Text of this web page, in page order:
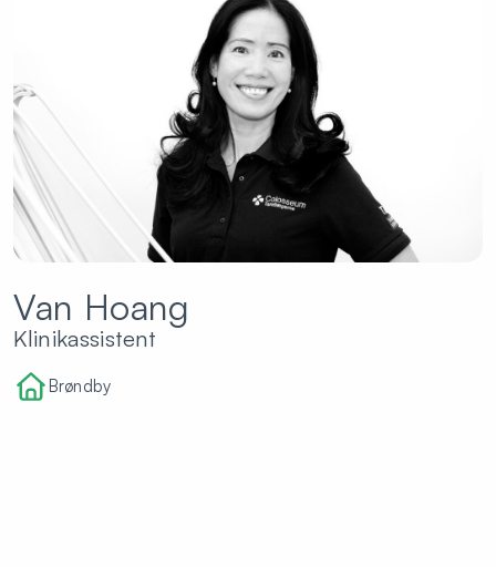
Van Hoang
Klinikassistent
Brøndby